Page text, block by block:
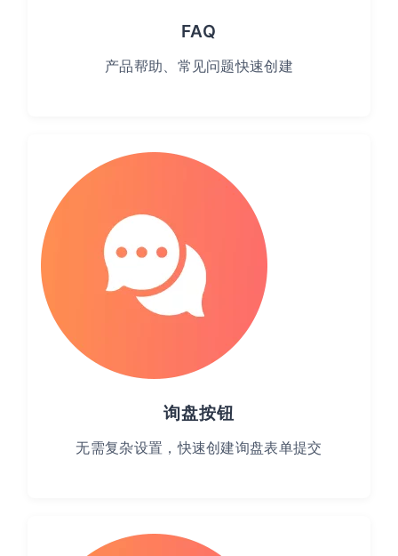
FAQ
产品帮助、常见问题快速创建
询盘按钮
无需复杂设置，快速创建询盘表单提交